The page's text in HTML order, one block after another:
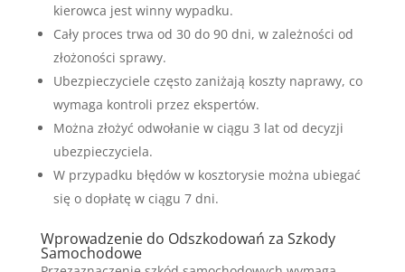
kierowca jest winny wypadku.
Cały proces trwa od 30 do 90 dni, w zależności od
złożoności sprawy.
Ubezpieczyciele często zaniżają koszty naprawy, co
wymaga kontroli przez ekspertów.
Można złożyć odwołanie w ciągu 3 lat od decyzji
ubezpieczyciela.
W przypadku błędów w kosztorysie można ubiegać
się o dopłatę w ciągu 7 dni.
Wprowadzenie do Odszkodowań za Szkody
Samochodowe